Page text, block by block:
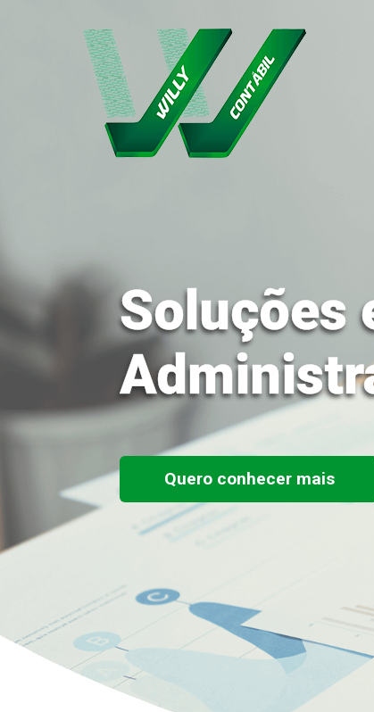
Soluções
Quero conhecer mais